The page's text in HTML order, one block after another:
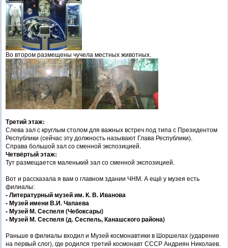
Во втором размещены чучела местных животных.
Третий этаж:
Слева зал с круглым столом для важных встреч под типа с Президентом
Республики (сейчас эту должность называют Глава Республики).
Справа большой зал со сменной экспозицией.
Четвёртый этаж:
Тут размещается маленький зал со сменной экспозицией.
Вот и рассказала я вам о главном здании ЧНМ. А ещё у музея есть
филиалы:
- Литературный музей им. К. В. Иванова
- Музей имени В.И. Чапаева
- Музей М. Сеспеля (Чебоксары)
- Музей М. Сеспеля (д. Сеспель, Канашского района)
Раньше в филиалы входил и Музей космонавтики в Шоршелах (ударение
на первый слог), где родился третий космонавт СССР Андриян Николаев.